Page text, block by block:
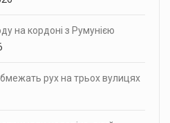
на кордоні з Румунією
рух на трьох вулицях